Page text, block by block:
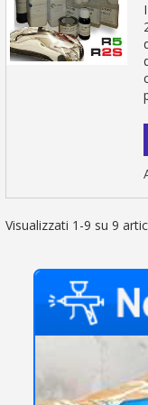
Visualizzati 1-9 su 9